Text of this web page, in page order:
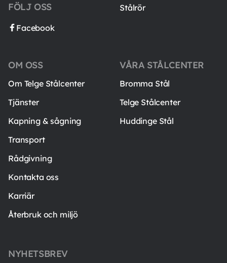
FÖLJ OSS
Facebook
Stålrör
VÅRA STÅLCENTER
Bromma Stål
Telge Stålcenter
Huddinge Stål
OM OSS
Om Telge Stålcenter
Tjänster
Kapning & sågning
Transport
Rådgivning
Kontakta oss
Karriär
Återbruk och miljö
NYHETSBREV